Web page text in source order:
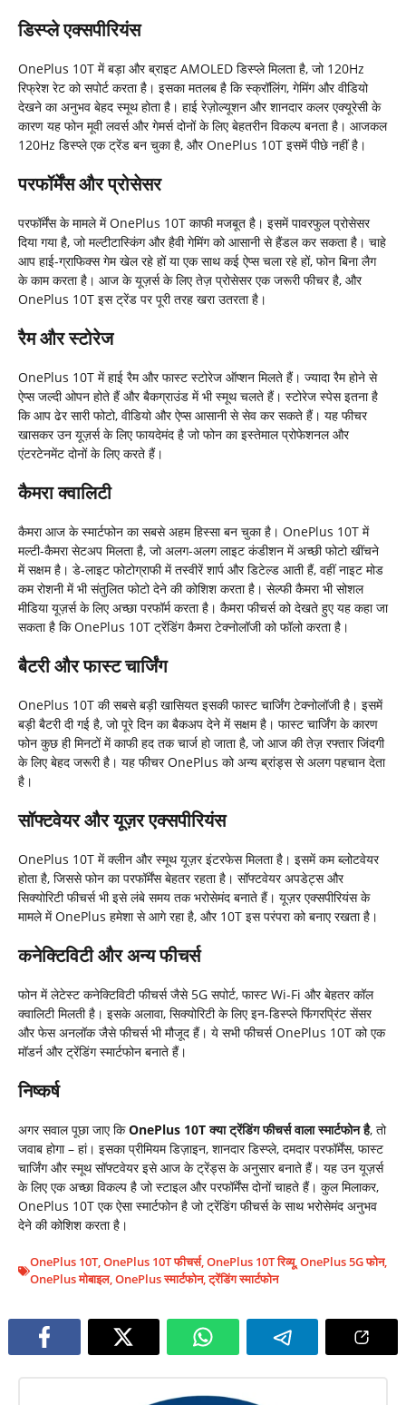
डिस्प्ले एक्सपीरियंस
OnePlus 10T में बड़ा और ब्राइट AMOLED डिस्प्ले मिलता है, जो 120Hz
रिफ्रेश रेट को सपोर्ट करता है। इसका मतलब है कि स्क्रॉलिंग, गेमिंग और वीडियो
देखने का अनुभव बेहद स्मूथ होता है। हाई रेज़ोल्यूशन और शानदार कलर एक्यूरेसी के
कारण यह फोन मूवी लवर्स और गेमर्स दोनों के लिए बेहतरीन विकल्प बनता है। आजकल
120Hz डिस्प्ले एक ट्रेंड बन चुका है, और OnePlus 10T इसमें पीछे नहीं है।
परफॉर्मेंस और प्रोसेसर
परफॉर्मेंस के मामले में OnePlus 10T काफी मजबूत है। इसमें पावरफुल प्रोसेसर
दिया गया है, जो मल्टीटास्किंग और हैवी गेमिंग को आसानी से हैंडल कर सकता है। चाहे
आप हाई-ग्राफिक्स गेम खेल रहे हों या एक साथ कई ऐप्स चला रहे हों, फोन बिना लैग
के काम करता है। आज के यूज़र्स के लिए तेज़ प्रोसेसर एक जरूरी फीचर है, और
OnePlus 10T इस ट्रेंड पर पूरी तरह खरा उतरता है।
रैम और स्टोरेज
OnePlus 10T में हाई रैम और फास्ट स्टोरेज ऑप्शन मिलते हैं। ज्यादा रैम होने से
ऐप्स जल्दी ओपन होते हैं और बैकग्राउंड में भी स्मूथ चलते हैं। स्टोरेज स्पेस इतना है
कि आप ढेर सारी फोटो, वीडियो और ऐप्स आसानी से सेव कर सकते हैं। यह फीचर
खासकर उन यूज़र्स के लिए फायदेमंद है जो फोन का इस्तेमाल प्रोफेशनल और
एंटरटेनमेंट दोनों के लिए करते हैं।
कैमरा क्वालिटी
कैमरा आज के स्मार्टफोन का सबसे अहम हिस्सा बन चुका है। OnePlus 10T में
मल्टी-कैमरा सेटअप मिलता है, जो अलग-अलग लाइट कंडीशन में अच्छी फोटो खींचने
में सक्षम है। डे-लाइट फोटोग्राफी में तस्वीरें शार्प और डिटेल्ड आती हैं, वहीं नाइट मोड
कम रोशनी में भी संतुलित फोटो देने की कोशिश करता है। सेल्फी कैमरा भी सोशल
मीडिया यूज़र्स के लिए अच्छा परफॉर्म करता है। कैमरा फीचर्स को देखते हुए यह कहा जा
सकता है कि OnePlus 10T ट्रेंडिंग कैमरा टेक्नोलॉजी को फॉलो करता है।
बैटरी और फास्ट चार्जिंग
OnePlus 10T की सबसे बड़ी खासियत इसकी फास्ट चार्जिंग टेक्नोलॉजी है। इसमें
बड़ी बैटरी दी गई है, जो पूरे दिन का बैकअप देने में सक्षम है। फास्ट चार्जिंग के कारण
फोन कुछ ही मिनटों में काफी हद तक चार्ज हो जाता है, जो आज की तेज़ रफ्तार जिंदगी
के लिए बेहद जरूरी है। यह फीचर OnePlus को अन्य ब्रांड्स से अलग पहचान देता
है।
सॉफ्टवेयर और यूज़र एक्सपीरियंस
OnePlus 10T में क्लीन और स्मूथ यूज़र इंटरफेस मिलता है। इसमें कम ब्लोटवेयर
होता है, जिससे फोन का परफॉर्मेंस बेहतर रहता है। सॉफ्टवेयर अपडेट्स और
सिक्योरिटी फीचर्स भी इसे लंबे समय तक भरोसेमंद बनाते हैं। यूज़र एक्सपीरियंस के
मामले में OnePlus हमेशा से आगे रहा है, और 10T इस परंपरा को बनाए रखता है।
कनेक्टिविटी और अन्य फीचर्स
फोन में लेटेस्ट कनेक्टिविटी फीचर्स जैसे 5G सपोर्ट, फास्ट Wi-Fi और बेहतर कॉल
क्वालिटी मिलती है। इसके अलावा, सिक्योरिटी के लिए इन-डिस्प्ले फिंगरप्रिंट सेंसर
और फेस अनलॉक जैसे फीचर्स भी मौजूद हैं। ये सभी फीचर्स OnePlus 10T को एक
मॉडर्न और ट्रेंडिंग स्मार्टफोन बनाते हैं।
निष्कर्ष
अगर सवाल पूछा जाए किOnePlus 10T क्या ट्रेंडिंग फीचर्स वाला स्मार्टफोन है, तो
जवाब होगा – हां। इसका प्रीमियम डिज़ाइन, शानदार डिस्प्ले, दमदार परफॉर्मेंस, फास्ट
चार्जिंग और स्मूथ सॉफ्टवेयर इसे आज के ट्रेंड्स के अनुसार बनाते हैं। यह उन यूज़र्स
के लिए एक अच्छा विकल्प है जो स्टाइल और परफॉर्मेंस दोनों चाहते हैं। कुल मिलाकर,
OnePlus 10T एक ऐसा स्मार्टफोन है जो ट्रेंडिंग फीचर्स के साथ भरोसेमंद अनुभव
देने की कोशिश करता है।
OnePlus 10T,OnePlus 10T फीचर्स,OnePlus 10T रिव्यू,OnePlus 5G फोन,
OnePlus मोबाइल,OnePlus स्मार्टफोन,ट्रेंडिंग स्मार्टफोन